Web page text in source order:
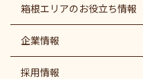
箱根エリアのお役立ち情報
企業情報
採用情報